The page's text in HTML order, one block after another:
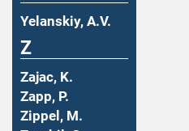
Yelanskiy, A.V.
Z
Zajac, K.
Zapp, P.
Zippel, M.